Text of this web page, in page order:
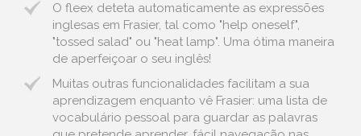
O fleex deteta automaticamente as expressões
inglesas em Frasier, tal como "help oneself",
"tossed salad" ou "heat lamp". Uma ótima maneira
de aperfeiçoar o seu inglês!
Muitas outras funcionalidades facilitam a sua
aprendizagem enquanto vê Frasier: uma lista de
vocabulário pessoal para guardar as palavras